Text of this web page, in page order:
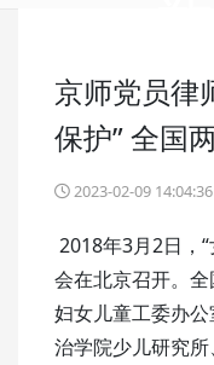
官方 咨询
京师党员律
保护” 全国
2023-02-09 14:04:36
2018年3月2日，
会在北京召开。
妇女儿童工委办
治学院少儿研究